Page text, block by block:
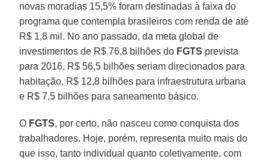
novas moradias 15,5% foram destinadas à faixa do
programa que contempla brasileiros com renda de até
R$ 1,8 mil. No ano passado, da meta global de
investimentos de R$ 76,8 bilhões do FGTS prevista
para 2016, R$ 56,5 bilhões seriam direcionados para
habitação, R$ 12,8 bilhões para infraestrutura urbana
e R$ 7,5 bilhões para saneamento básico.
O FGTS, por certo, não nasceu como conquista dos
trabalhadores. Hoje, porém, representa muito mais do
que isso, tanto individual quanto coletivamente, com